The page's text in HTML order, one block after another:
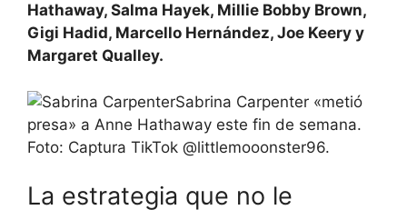
Hathaway, Salma Hayek, Millie Bobby Brown,
Gigi Hadid, Marcello Hernández, Joe Keery y
Margaret Qualley.
Sabrina Carpenter «metió
presa» a Anne Hathaway este fin de semana.
Foto: Captura TikTok @littlemooonster96.
La estrategia que no le